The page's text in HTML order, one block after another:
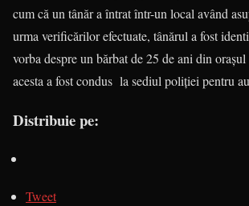
cum că un tânăr a întrat într-un local având
urma verificărilor efectuate, tânărul a fost
vorba despre un bărbat de 25 de ani din
acesta a fost condus la sediul poliţiei pentru
Distribuie pe:
Tweet